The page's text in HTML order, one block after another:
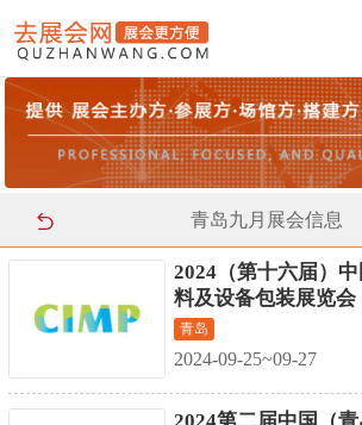
青岛九月展会信息
2024（第十六届）
料及设备包装展览会
青岛
2024-09-25~09-27